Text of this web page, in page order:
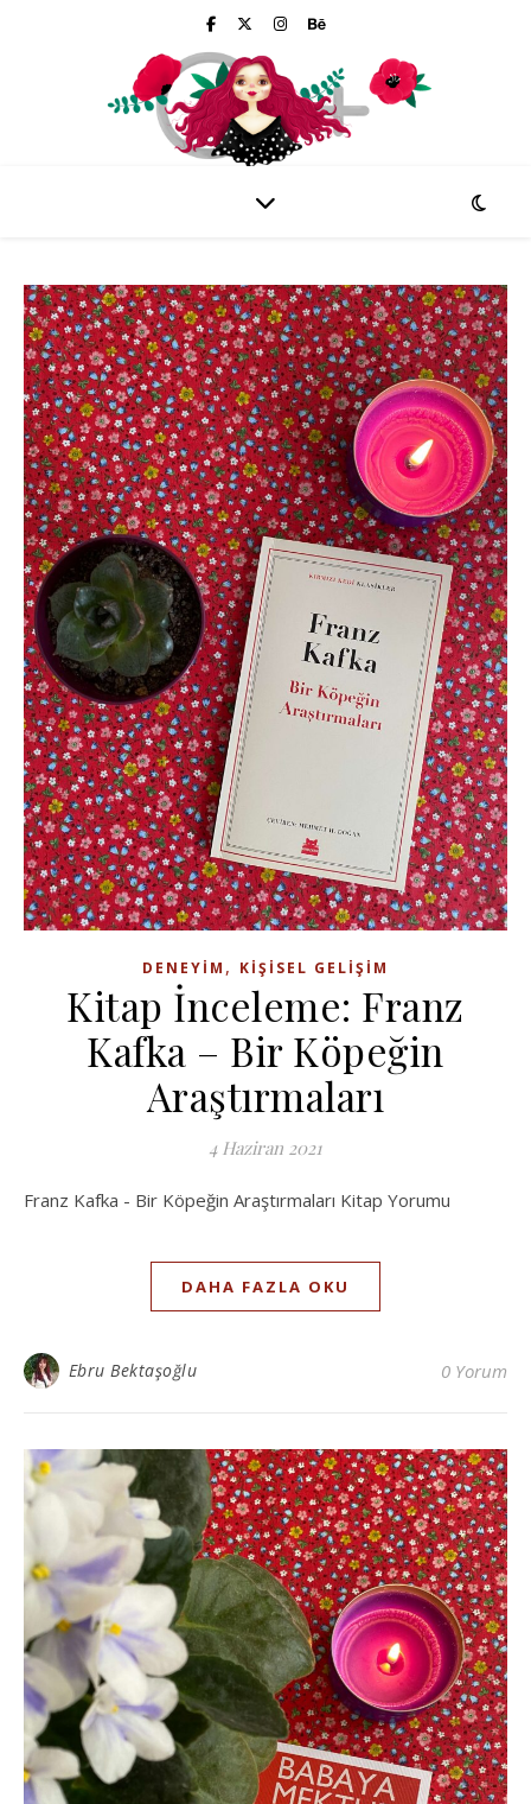
DENEYIM , KIŞISEL GELIŞIM
Kitap İnceleme: Franz
Kafka – Bir Köpeğin
Araştırmaları
4 Haziran 2021
Franz Kafka - Bir Köpeğin Araştırmaları Kitap Yorumu
DAHA FAZLA OKU
Ebru Bektaşoğlu 0 Yorum